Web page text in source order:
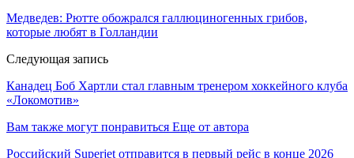
Медведев: Рютте обожрался галлюциногенных грибов,
которые любят в Голландии
Следующая запись
Канадец Боб Хартли стал главным тренером хоккейного клуба
«Локомотив»
Вам также могут понравиться Еще от автора
Российский Superjet отправится в первый рейс в конце 2026